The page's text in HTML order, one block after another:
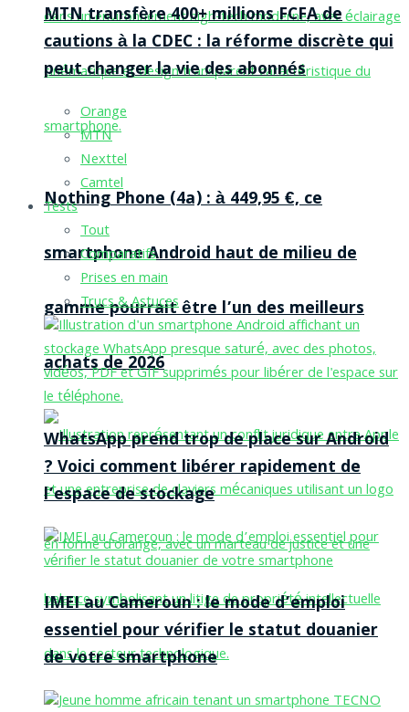
Nothing Phone (4a) : à 449,95 €, ce
smartphone Android haut de milieu de
gamme pourrait être l’un des meilleurs
achats de 2026
MTN transfère 400+ millions FCFA de
cautions à la CDEC : la réforme discrète qui
peut changer la vie des abonnés
Orange
MTN
Nexttel
Camtel
Tests
Tout
Comparatifs
Prises en main
Trucs & Astuces
WhatsApp prend trop de place sur Android
? Voici comment libérer rapidement de
l’espace de stockage
IMEI au Cameroun : le mode d’emploi
essentiel pour vérifier le statut douanier
de votre smartphone